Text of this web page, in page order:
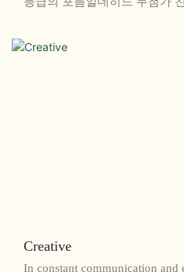
Creative
In constant communication